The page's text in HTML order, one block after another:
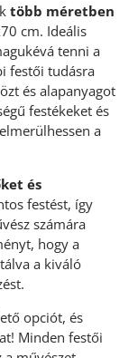
több méretben
cm. Ideális
tenni a
festői tudásra
és alapanyagot
festékeket és
a
és
festést, így
számára
hogy a
a kiváló
opciót, és
Minden festői